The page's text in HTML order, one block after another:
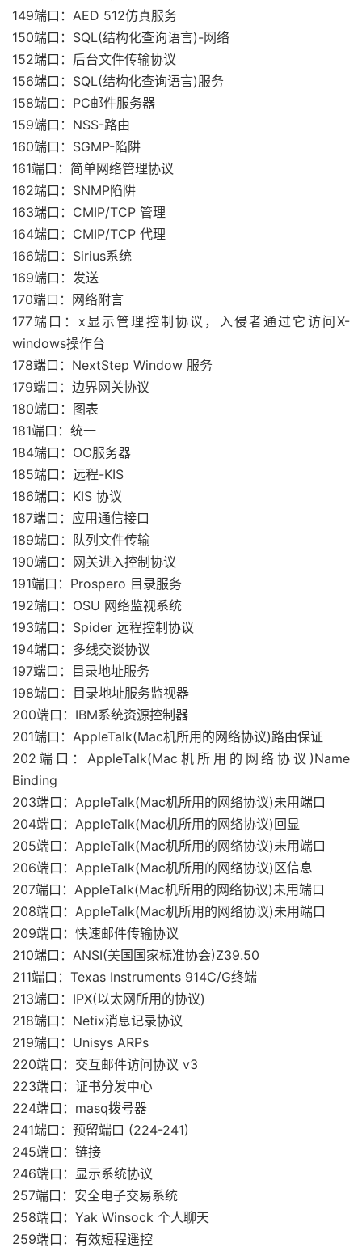
149端口：AED 512仿真服务
150端口：SQL(结构化查询语言)-网络
152端口：后台文件传输协议
156端口：SQL(结构化查询语言)服务
158端口：PC邮件服务器
159端口：NSS-路由
160端口：SGMP-陷阱
161端口：简单网络管理协议
162端口：SNMP陷阱
163端口：CMIP/TCP 管理
164端口：CMIP/TCP 代理
166端口：Sirius系统
169端口：发送
170端口：网络附言
177端口：x显示管理控制协议，入侵者通过它访问X-
windows操作台
178端口：NextStep Window 服务
179端口：边界网关协议
180端口：图表
181端口：统一
184端口：OC服务器
185端口：远程-KIS
186端口：KIS 协议
187端口：应用通信接口
189端口：队列文件传输
190端口：网关进入控制协议
191端口：Prospero 目录服务
192端口：OSU 网络监视系统
193端口：Spider 远程控制协议
194端口：多线交谈协议
197端口：目录地址服务
198端口：目录地址服务监视器
200端口：IBM系统资源控制器
201端口：AppleTalk(Mac机所用的网络协议)路由保证
202端口：AppleTalk(Mac机所用的网络协议)Name
Binding
203端口：AppleTalk(Mac机所用的网络协议)未用端口
204端口：AppleTalk(Mac机所用的网络协议)回显
205端口：AppleTalk(Mac机所用的网络协议)未用端口
206端口：AppleTalk(Mac机所用的网络协议)区信息
207端口：AppleTalk(Mac机所用的网络协议)未用端口
208端口：AppleTalk(Mac机所用的网络协议)未用端口
209端口：快速邮件传输协议
210端口：ANSI(美国国家标准协会)Z39.50
211端口：Texas Instruments 914C/G终端
213端口：IPX(以太网所用的协议)
218端口：Netix消息记录协议
219端口：Unisys ARPs
220端口：交互邮件访问协议 v3
223端口：证书分发中心
224端口：masq拨号器
241端口：预留端口 (224-241)
245端口：链接
246端口：显示系统协议
257端口：安全电子交易系统
258端口：Yak Winsock 个人聊天
259端口：有效短程遥控